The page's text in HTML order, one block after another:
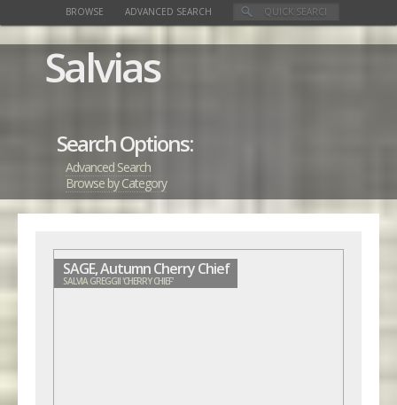
BROWSE ADVANCED SEARCH
Salvias
Search Options:
Advanced Search
Browse by Category
SAGE, Autumn Cherry Chief
SALVIA GREGGII 'CHERRY CHIEF'